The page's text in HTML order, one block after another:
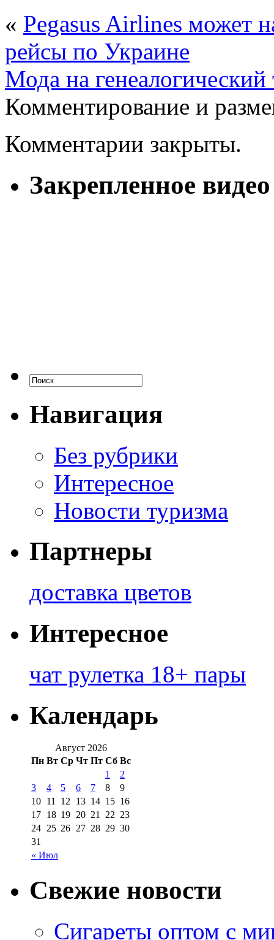
« Pegasus Airlines может
рейсы по Украине
Мода на генеалогический
Комментирование и
Комментарии закрыты.
Закрепленное видео
Навигация
Без рубрики
Интересное
Новости туризма
Партнеры
доставка цветов
Интересное
чат рулетка 18+ пары
Календарь
Август 2026
Пн Вт Ср Чт Пт Сб Вс
« Июл
1
2
3
4 5 6 7 8
9
10 11 12 13 14 15 16
17 18 19 20 21 22 23
24 25 26 27 28 29 30
31
Свежие новости
Сигареты оптом с